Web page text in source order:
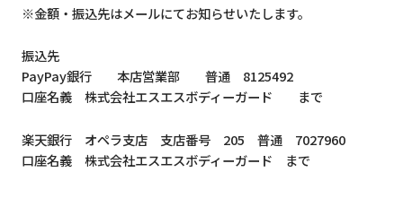
※金額・振込先はメールにてお知らせいたします。
振込先
PayPay銀行 本店営業部 普通 8125492
口座名義 株式会社エスエスボディーガード まで
楽天銀行 オペラ支店 支店番号 205 普通 7027960
口座名義 株式会社エスエスボディーガード まで